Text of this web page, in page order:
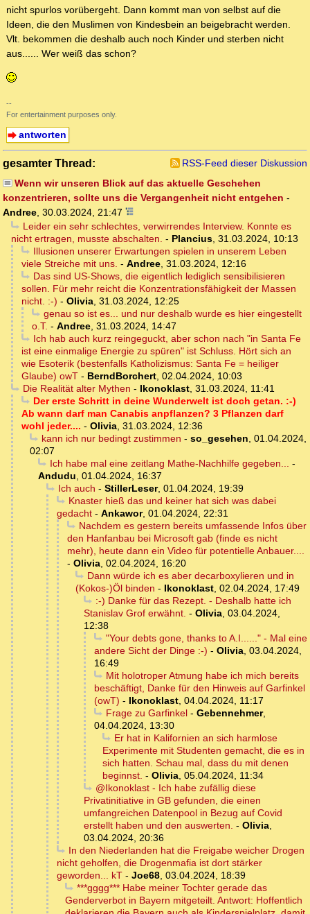
nicht spurlos vorübergeht. Dann kommt man von selbst auf die
Ideen, die den Muslimen von Kindesbein an beigebracht werden.
Vlt. bekommen die deshalb auch noch Kinder und sterben nicht
aus...... Wer weiß das schon?
--
For entertainment purposes only.
antworten
gesamter Thread:
RSS-Feed dieser Diskussion
Wenn wir unseren Blick auf das aktuelle Geschehen
konzentrieren, sollte uns die Vergangenheit nicht entgehen -
Andree, 30.03.2024, 21:47
Leider ein sehr schlechtes, verwirrendes Interview. Konnte es
nicht ertragen, musste abschalten. - Plancius, 31.03.2024, 10:13
Illusionen unserer Erwartungen spielen in unserem Leben
viele Streiche mit uns. - Andree, 31.03.2024, 12:16
Das sind US-Shows, die eigentlich lediglich sensibilisieren
sollen. Für mehr reicht die Konzentrationsfähigkeit der Massen
nicht. :-) - Olivia, 31.03.2024, 12:25
genau so ist es... und nur deshalb wurde es hier eingestellt
o.T. - Andree, 31.03.2024, 14:47
Ich hab auch kurz reingeguckt, aber schon nach "in Santa Fe
ist eine einmalige Energie zu spüren" ist Schluss. Hört sich an
wie Esoterik (bestenfalls Katholizismus: Santa Fe = heiliger
Glaube) owT - BerndBorchert, 02.04.2024, 10:03
Die Realität alter Mythen - Ikonoklast, 31.03.2024, 11:41
Der erste Schritt in deine Wunderwelt ist doch getan. :-)
Ab wann darf man Canabis anpflanzen? 3 Pflanzen darf
wohl jeder.... - Olivia, 31.03.2024, 12:36
kann ich nur bedingt zustimmen - so_gesehen, 01.04.2024,
02:07
Ich habe mal eine zeitlang Mathe-Nachhilfe gegeben... -
Andudu, 01.04.2024, 16:37
Ich auch - StillerLeser, 01.04.2024, 19:39
Knaster hieß das und keiner hat sich was dabei
gedacht - Ankawor, 01.04.2024, 22:31
Nachdem es gestern bereits umfassende Infos über
den Hanfanbau bei Microsoft gab (finde es nicht
mehr), heute dann ein Video für potentielle Anbauer....
- Olivia, 02.04.2024, 16:20
Dann würde ich es aber decarboxylieren und in
(Kokos-)Öl binden - Ikonoklast, 02.04.2024, 17:49
:-) Danke für das Rezept. - Deshalb hatte ich
Stanislav Grof erwähnt. - Olivia, 03.04.2024,
12:38
"Your debts gone, thanks to A.I......" - Mal eine
andere Sicht der Dinge :-) - Olivia, 03.04.2024,
16:49
Mit holotroper Atmung habe ich mich bereits
beschäftigt, Danke für den Hinweis auf Garfinkel
(owT) - Ikonoklast, 04.04.2024, 11:17
Frage zu Garfinkel- Gebennehmer,
04.04.2024, 13:30
Er hat in Kalifornien an sich harmlose
Experimente mit Studenten gemacht, die es in
sich hatten. Schau mal, dass du mit denen
beginnst. - Olivia, 05.04.2024, 11:34
@Ikonoklast - Ich habe zufällig diese
Privatinitiative in GB gefunden, die einen
umfangreichen Datenpool in Bezug auf Covid
erstellt haben und den auswerten. - Olivia,
03.04.2024, 20:36
In den Niederlanden hat die Freigabe weicher Drogen
nicht geholfen, die Drogenmafia ist dort stärker
geworden... kT - Joe68, 03.04.2024, 18:39
***gggg*** Habe meiner Tochter gerade das
Genderverbot in Bayern mitgeteilt. Antwort: Hoffentlich